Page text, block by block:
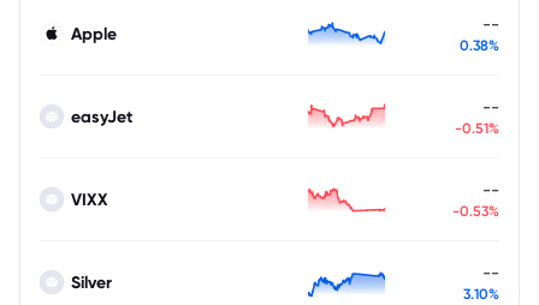
Apple --
0.38%
easyJet --
-0.51%
VIXX --
-0.53%
Silver --
3.10%